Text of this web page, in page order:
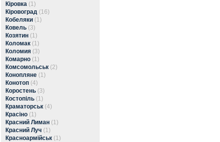
Кіровка (1)
Кіровоград (16)
Кобеляки (1)
Ковель (3)
Козятин (1)
Коломак (1)
Коломия (3)
Комарно (1)
Комсомольськ (2)
Конопляне (1)
Конотоп (4)
Коростень (3)
Костопіль (1)
Краматорськ (4)
Красіно (1)
Красний Лиман (1)
Красний Луч (1)
Красноармійськ (1)